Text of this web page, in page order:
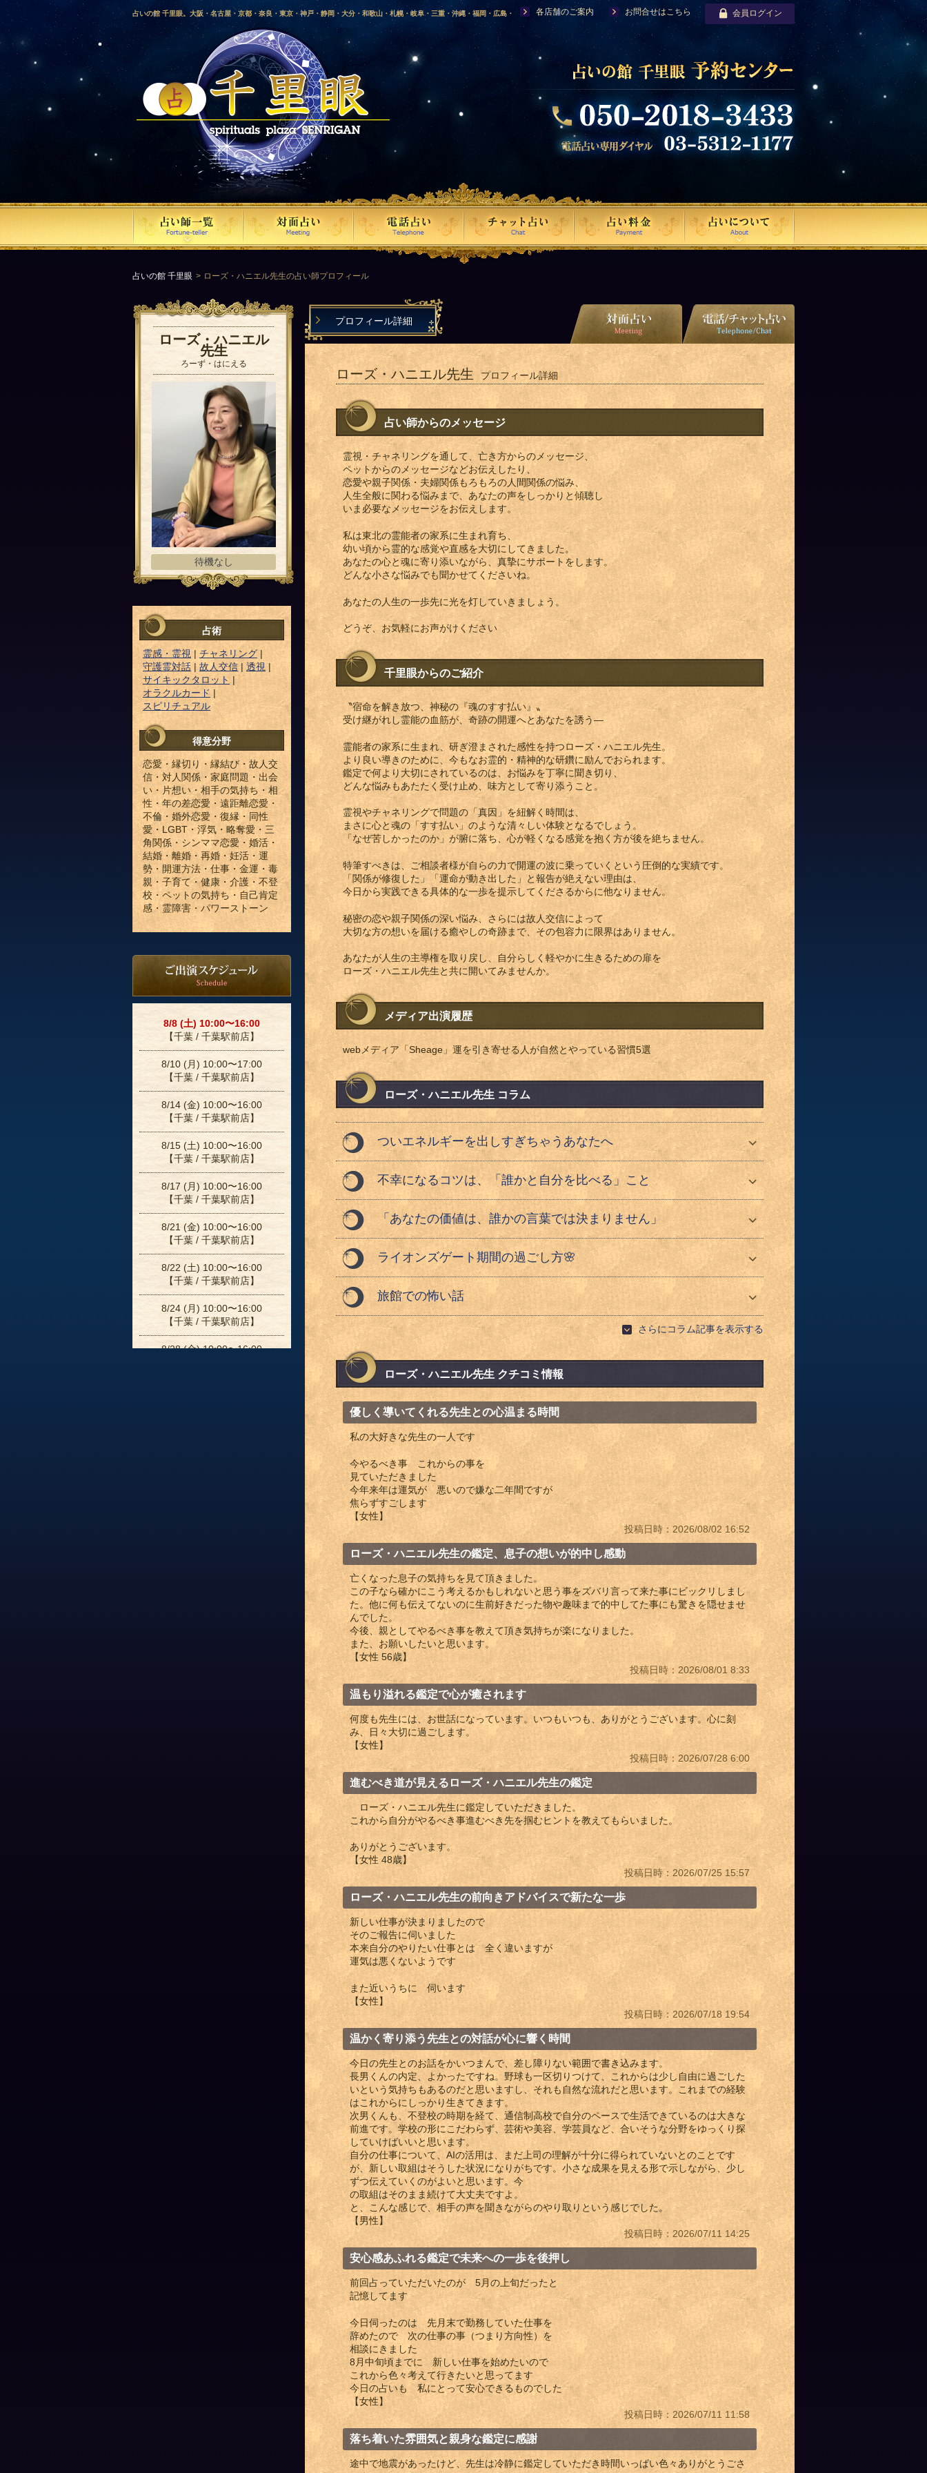
占いの館 千里眼。大阪・名古屋・京都・奈良・東京・神戸・静岡・大分・和歌山・札幌・岐阜・三重・沖縄・福岡・広島・
愛媛・鹿児島・徳島・香川・山形・岡山・横浜・千葉・福島・岩手・高知・熊本・群馬・滋賀・福井・仙台・山口・宮崎・山
梨・長野・埼玉・茨城・栃木・金沢・佐賀・長崎・鳥取・富山・新潟・秋田・青森・島根に店舗を構える、口コミで評判の人
気占い師による占い。
各店舗のご案内 お問合せはこちら 会員ログイン
占いの館 千里眼 ローズ・ハニエル先生の占い師プロフィール
ローズ・ハニエル
先生
ろーず・はにえる
待機なし
占術
霊感・霊視 | チャネリング|
守護霊対話 | 故人交信|透視 |
サイキックタロット |
オラクルカード |
スピリチュアル
得意分野
恋愛・縁切り・縁結び・故人交
信・対人関係・家庭問題・出会
い・片想い・相手の気持ち・相
性・年の差恋愛・遠距離恋愛・
不倫・婚外恋愛・復縁・同性
愛・LGBT・浮気・略奪愛・三
角関係・シンママ恋愛・婚活・
結婚・離婚・再婚・妊活・運
勢・開運方法・仕事・金運・毒
親・子育て・健康・介護・不登
校・ペットの気持ち・自己肯定
感・霊障害・パワーストーン
8/8 (土) 10:00〜16:00
【千葉 / 千葉駅前店】
8/10 (月) 10:00〜17:00
【千葉 / 千葉駅前店】
8/14 (金) 10:00〜16:00
【千葉 / 千葉駅前店】
8/15 (土) 10:00〜16:00
【千葉 / 千葉駅前店】
8/17 (月) 10:00〜16:00
【千葉 / 千葉駅前店】
8/21 (金) 10:00〜16:00
【千葉 / 千葉駅前店】
8/22 (土) 10:00〜16:00
【千葉 / 千葉駅前店】
8/24 (月) 10:00〜16:00
【千葉 / 千葉駅前店】
8/28 (金) 10:00〜16:00
プロフィール詳細
ローズ・ハニエル先生 プロフィール詳細
占い師からのメッセージ
霊視・チャネリングを通して、亡き方からのメッセージ、
ペットからのメッセージなどお伝えしたり、
恋愛や親子関係・夫婦関係もろもろの人間関係の悩み、
人生全般に関わる悩みまで、あなたの声をしっかりと傾聴し
いま必要なメッセージをお伝えします。
私は東北の霊能者の家系に生まれ育ち、
幼い頃から霊的な感覚や直感を大切にしてきました。
あなたの心と魂に寄り添いながら、真摯にサポートをします。
どんな小さな悩みでも聞かせてくださいね。
あなたの人生の一歩先に光を灯していきましょう。
どうぞ、お気軽にお声がけください
千里眼からのご紹介
〝宿命を解き放つ、神秘の『魂のすす払い』〟
受け継がれし霊能の血筋が、奇跡の開運へとあなたを誘う―
霊能者の家系に生まれ、研ぎ澄まされた感性を持つローズ・ハニエル先生。
より良い導きのために、今もなお霊的・精神的な研鑽に励んでおられます。
鑑定で何より大切にされているのは、お悩みを丁寧に聞き切り、
どんな悩みもあたたく受け止め、味方として寄り添うこと。
霊視やチャネリングで問題の「真因」を紐解く時間は、
まさに心と魂の「すす払い」のような清々しい体験となるでしょう。
「なぜ苦しかったのか」が腑に落ち、心が軽くなる感覚を抱く方が後を絶ちません。
特筆すべきは、ご相談者様が自らの力で開運の波に乗っていくという圧倒的な実績です。
「関係が修復した」「運命が動き出した」と報告が絶えない理由は、
今日から実践できる具体的な一歩を提示してくださるからに他なりません。
秘密の恋や親子関係の深い悩み、さらには故人交信によって
大切な方の想いを届ける癒やしの奇跡まで、その包容力に限界はありません。
あなたが人生の主導権を取り戻し、自分らしく軽やかに生きるための扉を
ローズ・ハニエル先生と共に開いてみませんか。
メディア出演履歴
webメディア「Sheage」運を引き寄せる人が自然とやっている習慣5選
ローズ・ハニエル先生 コラム
ついエネルギーを出しすぎちゃうあなたへ
不幸になるコツは、「誰かと自分を比べる」こと
「あなたの価値は、誰かの言葉では決まりません」
ライオンズゲート期間の過ごし方🌸
旅館での怖い話
さらにコラム記事を表示する
ローズ・ハニエル先生 クチコミ情報
優しく導いてくれる先生との心温まる時間
私の大好きな先生の一人です
今やるべき事 これからの事を
見ていただきました
今年来年は運気が 悪いので嫌な二年間ですが
焦らずすごします
【女性】
投稿日時：2026/08/02 16:52
ローズ・ハニエル先生の鑑定、息子の想いが的中し感動
亡くなった息子の気持ちを見て頂きました。
この子なら確かにこう考えるかもしれないと思う事をズバリ言って来た事にビックリしまし
た。他に何も伝えてないのに生前好きだった物や趣味まで的中してた事にも驚きを隠せませ
んでした。
今後、親としてやるべき事を教えて頂き気持ちが楽になりました。
また、お願いしたいと思います。
【女性 56歳】
投稿日時：2026/08/01 8:33
温もり溢れる鑑定で心が癒されます
何度も先生には、お世話になっています。いつもいつも、ありがとうございます。心に刻
み、日々大切に過ごします。
【女性】
投稿日時：2026/07/28 6:00
進むべき道が見えるローズ・ハニエル先生の鑑定
ローズ・ハニエル先生に鑑定していただきました。
これから自分がやるべき事進むべき先を掴むヒントを教えてもらいました。
ありがとうございます。
【女性 48歳】
投稿日時：2026/07/25 15:57
ローズ・ハニエル先生の前向きアドバイスで新たな一歩
新しい仕事が決まりましたので
そのご報告に伺いました
本来自分のやりたい仕事とは 全く違いますが
運気は悪くないようです
また近いうちに 伺います
【女性】
投稿日時：2026/07/18 19:54
温かく寄り添う先生との対話が心に響く時間
今日の先生とのお話をかいつまんで、差し障りない範囲で書き込みます。
長男くんの内定、よかったですね。野球も一区切りつけて、これからは少し自由に過ごした
いという気持ちもあるのだと思いますし、それも自然な流れだと思います。これまでの経験
はこれからにしっかり生きてきます。
次男くんも、不登校の時期を経て、通信制高校で自分のペースで生活できているのは大きな
前進です。学校の形にこだわらず、芸術や美容、学芸員など、合いそうな分野をゆっくり探
していけばいいと思います。
自分の仕事について、AIの活用は、まだ上司の理解が十分に得られていないとのことです
が、新しい取組はそうした状況になりがちです。小さな成果を見える形で示しながら、少し
ずつ伝えていくのがよいと思います。今
の取組はそのまま続けて大丈夫ですよ。
と、こんな感じで、相手の声を聞きながらのやり取りという感じでした。
【男性】
投稿日時：2026/07/11 14:25
安心感あふれる鑑定で未来への一歩を後押し
前回占っていただいたのが 5月の上旬だったと
記憶してます
今日伺ったのは 先月末で勤務していた仕事を
辞めたので 次の仕事の事（つまり方向性）を
相談にきました
8月中旬頃までに 新しい仕事を始めたいので
これから色々考えて行きたいと思ってます
今日の占いも 私にとって安心できるものでした
【女性】
投稿日時：2026/07/11 11:58
落ち着いた雰囲気と親身な鑑定に感謝
途中で地震があったけど、先生は冷静に鑑定していただき時間いっぱい色々ありがとうごさ